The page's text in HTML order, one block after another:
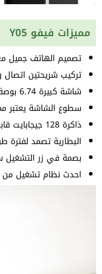
مميزات فيفو Y05
تصميم الهاتف جميل
تركيب شريحتين
شاشة كبيرة 6.74 بوصة مناسبة لمشاهدة المحتوى.
سطوع الشاشة يعتبر ممتاز
ذاكرة 128 جيجابايت قابلة للزيادة ورامات 4 جيجابايت.
البطارية تصمد لفترة
بصمة في زر التشغيل
احدث نظام تشغيل من